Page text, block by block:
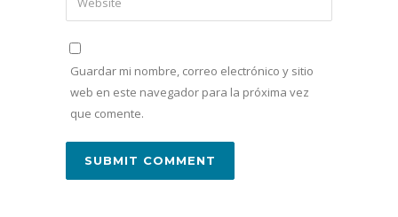
Guardar mi nombre, correo electrónico y sitio
web en este navegador para la próxima vez
que comente.